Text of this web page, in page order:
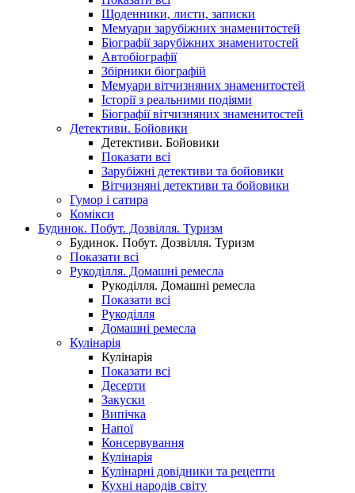
Щоденники, листи, записки
Мемуари зарубіжних знаменитостей
Біографії зарубіжних знаменитостей
Автобіографії
Збірники біографій
Мемуари вітчизняних знаменитостей
Історії з реальними подіями
Біографії вітчизняних знаменитостей
Детективи. Бойовики
Детективи. Бойовики
Показати всі
Зарубіжні детективи та бойовики
Вітчизняні детективи та бойовики
Гумор і сатира
Комікси
Будинок. Побут. Дозвілля. Туризм
Будинок. Побут. Дозвілля. Туризм
Показати всі
Рукоділля. Домашні ремесла
Рукоділля. Домашні ремесла
Показати всі
Рукоділля
Домашні ремесла
Кулінарія
Кулінарія
Показати всі
Десерти
Закуски
Випічка
Напої
Консервування
Кулінарія
Кулінарні довідники та рецепти
Кухні народів світу